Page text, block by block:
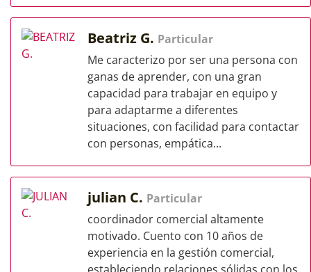
Beatriz G. Particular
Me caracterizo por ser una persona con
ganas de aprender, con una gran
capacidad para trabajar en equipo y
para adaptarme a diferentes
situaciones, con facilidad para contactar
con personas, empática...
julian C. Particular
coordinador comercial altamente
motivado. Cuento con 10 años de
experiencia en la gestión comercial,